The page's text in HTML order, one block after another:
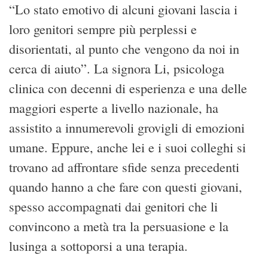
“Lo stato emotivo di alcuni giovani lascia i
loro genitori sempre più perplessi e
disorientati, al punto che vengono da noi in
cerca di aiuto”. La signora Li, psicologa
clinica con decenni di esperienza e una delle
maggiori esperte a livello nazionale, ha
assistito a innumerevoli grovigli di emozioni
umane. Eppure, anche lei e i suoi colleghi si
trovano ad affrontare sfide senza precedenti
quando hanno a che fare con questi giovani,
spesso accompagnati dai genitori che li
convincono a metà tra la persuasione e la
lusinga a sottoporsi a una terapia.